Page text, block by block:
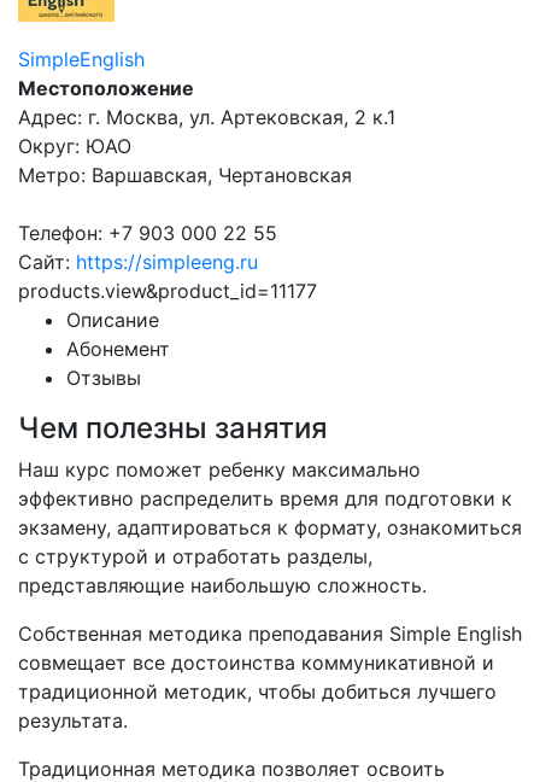
SimpleEnglish
Местоположение
Адрес: г. Москва, ул. Артековская, 2 к.1
Округ: ЮАО
Метро: Варшавская, Чертановская
Телефон: +7 903 000 22 55
Сайт: https://simpleeng.ru
products.view&product_id=11177
Описание
Абонемент
Отзывы
Чем полезны занятия
Наш курс поможет ребенку максимально
эффективно распределить время для подготовки к
экзамену, адаптироваться к формату, ознакомиться
с структурой и отработать разделы,
представляющие наибольшую сложность.
Собственная методика преподавания Simple English
совмещает все достоинства коммуникативной и
традиционной методик, чтобы добиться лучшего
результата.
Традиционная методика позволяет освоить